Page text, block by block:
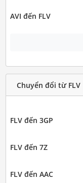
AVI đến FLV
Chuyển đổi từ FLV
FLV đến 3GP
FLV đến 7Z
FLV đến AAC